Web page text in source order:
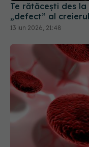
Te rătăcești des
„defect” al
13 iun 2026, 21:48